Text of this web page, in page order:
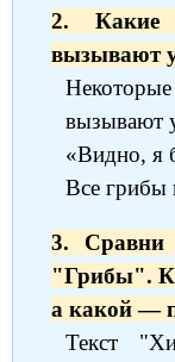
2. Какие
вызывают
вызывают
«Видно, я
Все грибы
3.
"Грибы".
а какой —
Текст